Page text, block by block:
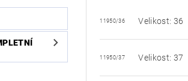
11950/36 Velikost: 36
11950/37 Velikost: 37